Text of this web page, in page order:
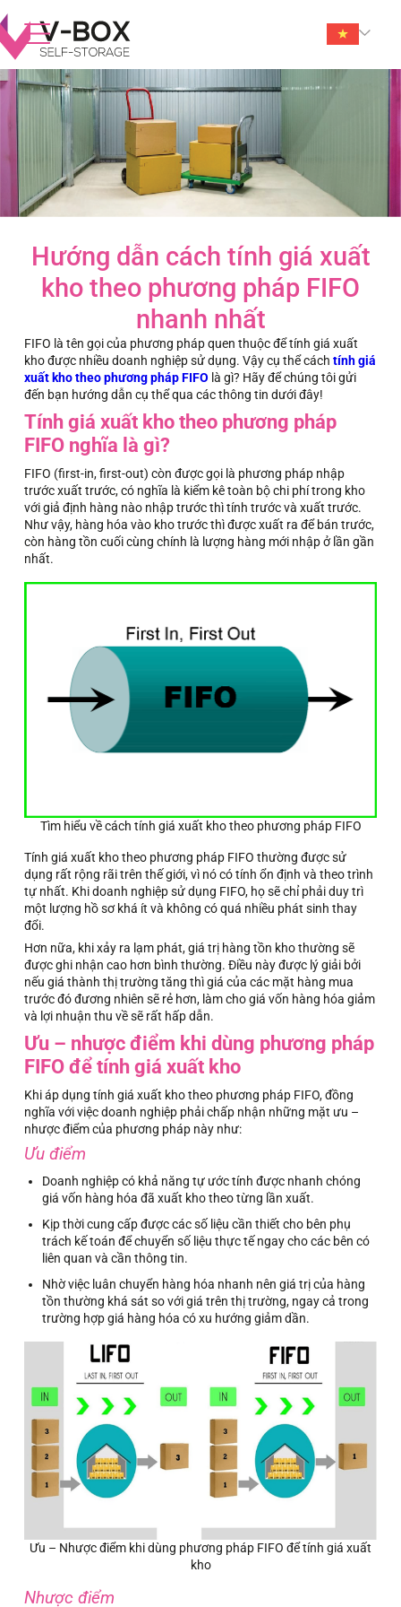
Hướng dẫn cách tính giá xuất
kho theo phương pháp FIFO
nhanh nhất
FIFO là tên gọi của phương pháp quen thuộc để tính giá xuất
kho được nhiều doanh nghiệp sử dụng. Vậy cụ thể cách tính giá
xuất kho theo phương pháp FIFO là gì? Hãy để chúng tôi gửi
đến bạn hướng dẫn cụ thể qua các thông tin dưới đây!
Tính giá xuất kho theo phương pháp
FIFO nghĩa là gì?
FIFO (first-in, first-out) còn được gọi là phương pháp nhập
trước xuất trước, có nghĩa là kiểm kê toàn bộ chi phí trong kho
với giả định hàng nào nhập trước thì tính trước và xuất trước.
Như vậy, hàng hóa vào kho trước thì được xuất ra để bán trước,
còn hàng tồn cuối cùng chính là lượng hàng mới nhập ở lần gần
nhất.
Tìm hiểu về cách tính giá xuất kho theo phương pháp FIFO
Tính giá xuất kho theo phương pháp FIFO thường được sử
dụng rất rộng rãi trên thế giới, vì nó có tính ổn định và theo trình
tự nhất. Khi doanh nghiệp sử dụng FIFO, họ sẽ chỉ phải duy trì
một lượng hồ sơ khá ít và không có quá nhiều phát sinh thay
đổi.
Hơn nữa, khi xảy ra lạm phát, giá trị hàng tồn kho thường sẽ
được ghi nhận cao hơn bình thường. Điều này được lý giải bởi
nếu giá thành thị trường tăng thì giá của các mặt hàng mua
trước đó đương nhiên sẽ rẻ hơn, làm cho giá vốn hàng hóa giảm
và lợi nhuận thu về sẽ rất hấp dẫn.
Ưu – nhược điểm khi dùng phương pháp
FIFO để tính giá xuất kho
Khi áp dụng tính giá xuất kho theo phương pháp FIFO, đồng
nghĩa với việc doanh nghiệp phải chấp nhận những mặt ưu –
nhược điểm của phương pháp này như:
Ưu điểm
Doanh nghiệp có khả năng tự ước tính được nhanh chóng
giá vốn hàng hóa đã xuất kho theo từng lần xuất.
Kịp thời cung cấp được các số liệu cần thiết cho bên phụ
trách kế toán để chuyển số liệu thực tế ngay cho các bên có
liên quan và cần thông tin.
Nhờ việc luân chuyển hàng hóa nhanh nên giá trị của hàng
tồn thường khá sát so với giá trên thị trường, ngay cả trong
trường hợp giá hàng hóa có xu hướng giảm dần.
Ưu – Nhược điểm khi dùng phương pháp FIFO để tính giá xuất
kho
Nhược điểm